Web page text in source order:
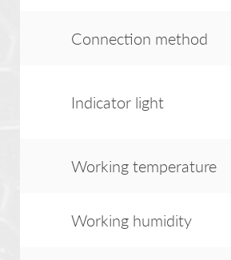
Connection method
Indicator light
Working temperature
Working humidity